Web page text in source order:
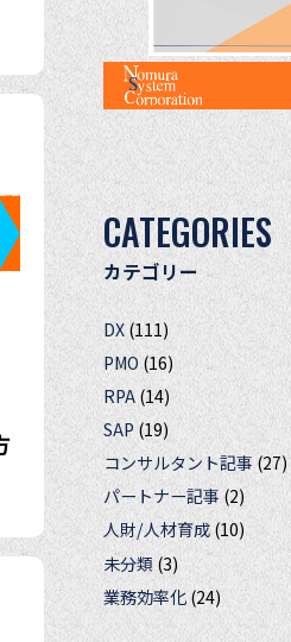
CATEGORIES
カテゴリー
DX (111)
PMO (16)
RPA (14)
SAP (19)
コンサルタント記事(27)
パートナー記事(2)
人財/人材育成 (10)
未分類 (3)
業務効率化(24)